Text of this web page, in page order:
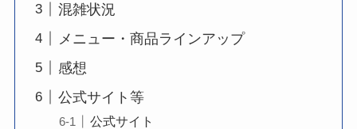
混雑状況
メニュー・商品ラインアップ
感想
公式サイト等
公式サイト